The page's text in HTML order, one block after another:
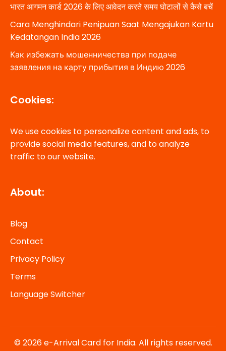
भारत आगमन कार्ड 2026 के लिए आवेदन करते समय घोटालों से कैसे बचें
Cara Menghindari Penipuan Saat Mengajukan Kartu
Kedatangan India 2026
Как избежать мошенничества при подаче
заявления на карту прибытия в Индию 2026
Cookies:
We use cookies to personalize content and ads, to
provide social media features, and to analyze
traffic to our website.
About:
Blog
Contact
Privacy Policy
Terms
Language Switcher
© 2026 e-Arrival Card for India. All rights reserved.